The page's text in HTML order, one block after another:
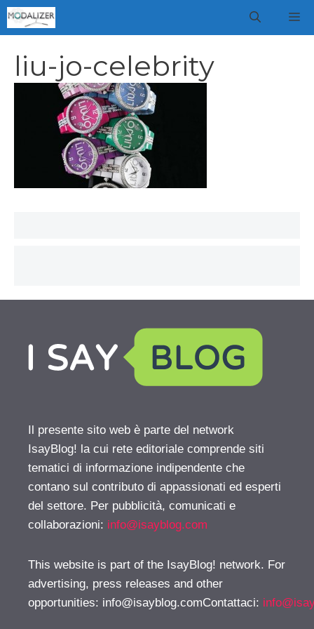
Vai
al
liu-jo-celebrity
Il presente sito web è parte del network
IsayBlog! la cui rete editoriale comprende siti
tematici di informazione indipendente che
contano sul contributo di appassionati ed esperti
del settore. Per pubblicità, comunicati e
collaborazioni: info@isayblog.com
This website is part of the IsayBlog! network. For
advertising, press releases and other
opportunities: info@isayblog.comContattaci: